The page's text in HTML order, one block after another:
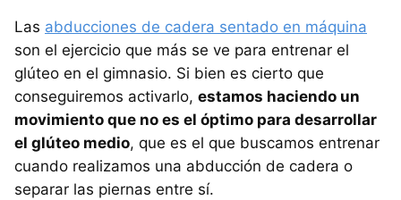
Las abducciones de cadera sentado en máquina
son el ejercicio que más se ve para entrenar el
glúteo en el gimnasio. Si bien es cierto que
conseguiremos activarlo, estamos haciendo un
movimiento que no es el óptimo para desarrollar
el glúteo medio, que es el que buscamos entrenar
cuando realizamos una abducción de cadera o
separar las piernas entre sí.